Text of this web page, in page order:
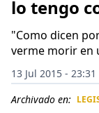
lo tengo
"Como dicen
verme morir en
13 Jul 2015 - 23:31
Archivado en: